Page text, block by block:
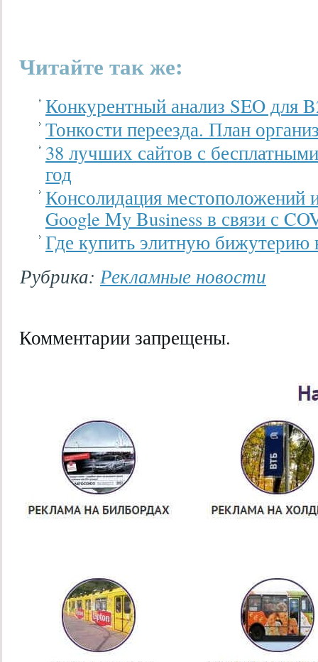
Читайте так же:
Конкурентный анализ SEO для
Тонкости переезда. План
38 лучших сайтов с
год
Консолидация местоположений
Google My Business в связи с
Где купить элитную бижутерию
Рубрика: Рекламные новости
Комментарии запрещены.